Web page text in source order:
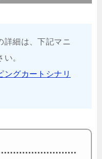
詳細は、下記マニ
。
ングカートシナリ